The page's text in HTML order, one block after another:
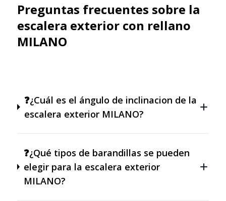
Preguntas frecuentes sobre la
escalera exterior con rellano
MILANO
❓¿Cuál es el ángulo de inclinacion de la
escalera exterior MILANO?
❓¿Qué tipos de barandillas se pueden
elegir para la escalera exterior
MILANO?